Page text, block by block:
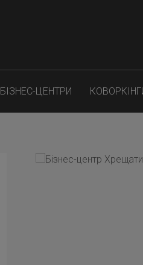
БІЗНЕС-ЦЕНТРИ